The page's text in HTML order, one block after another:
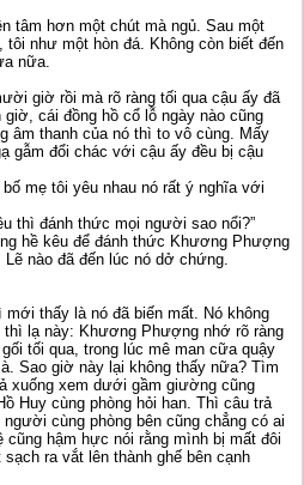
tâm hơn một chút mà ngủ. Sau một
như một hòn đá. Không còn biết đến
nữa.
giờ rồi mà rõ ràng tối qua cậu ấy đã
cái đồng hồ cổ lỗ ngày nào cũng
âm thanh của nó thì to vô cùng. Mấy
gẫm đổi chác với cậu ấy đều bị cậu
mẹ tôi yêu nhau nó rất ý nghĩa với
thì đánh thức mọi người sao nổi?”
hề kêu để đánh thức Khương Phượng
Lẽ nào đã đến lúc nó dở chứng.
thấy là nó đã biến mất. Nó không
lạ này: Khương Phượng nhớ rõ ràng
tối qua, trong lúc mê man cữa quậy
Sao giờ này lại không thấy nữa? Tìm
xuống xem dưới gầm giường cũng
Huy cùng phòng hỏi han. Thì câu trả
cùng phòng bên cũng chẳng có ai
hậm hực nói rằng mình bị mất đôi
ra vắt lên thành ghế bên cạnh